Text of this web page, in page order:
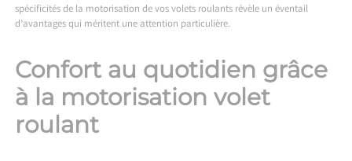
spécificités de la motorisation de vos volets roulants révèle un éventail
d’avantages qui méritent une attention particulière.
Confort au quotidien grâce
à la motorisation volet
roulant